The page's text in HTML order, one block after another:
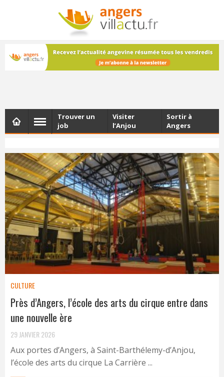
NEWSLETTER
Les dernières actualités d'Angers, chaque vendredi dans
votre boîte e-mail
Trouver un
job
Visiter
l’Anjou
Sortir à
Angers
CULTURE
Près d’Angers, l’école des arts du cirque entre dans
une nouvelle ère
29 JANVIER 2026
Aux portes d’Angers, à Saint-Barthélemy-d’Anjou,
l’école des arts du cirque La Carrière ...